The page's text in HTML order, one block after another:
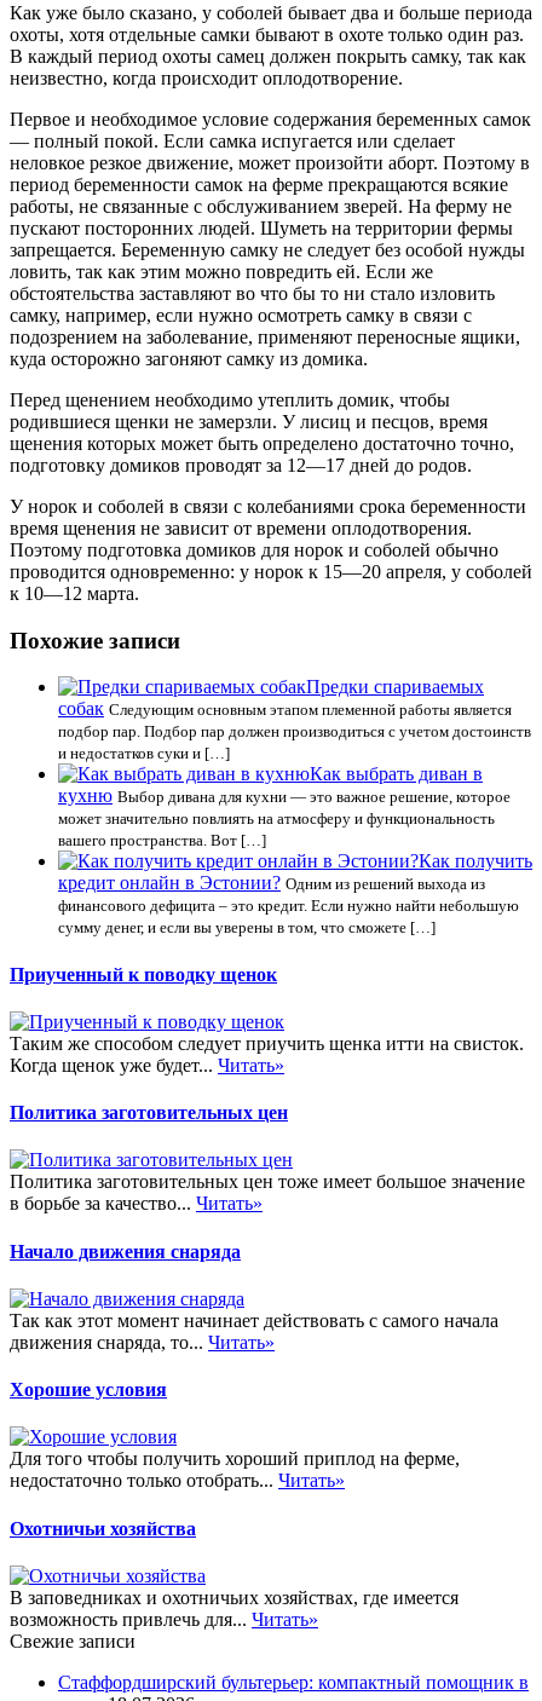
Как уже было сказано, у соболей бывает два и больше периода
охоты, хотя отдельные самки бывают в охоте только один раз.
В каждый период охоты самец должен покрыть самку, так как
неизвестно, когда происходит оплодотворение.
Первое и необходимое условие содержания беременных самок
— полный покой. Если самка испугается или сделает
неловкое резкое движение, может произойти аборт. Поэтому в
период беременности самок на ферме прекращаются всякие
работы, не связанные с обслуживанием зверей. На ферму не
пускают посторонних людей. Шуметь на территории фермы
запрещается. Беременную самку не следует без особой нужды
ловить, так как этим можно повредить ей. Если же
обстоятельства заставляют во что бы то ни стало изловить
самку, например, если нужно осмотреть самку в связи с
подозрением на заболевание, применяют переносные ящики,
куда осторожно загоняют самку из домика.
Перед щенением необходимо утеплить домик, чтобы
родившиеся щенки не замерзли. У лисиц и песцов, время
щенения которых может быть определено достаточно точно,
подготовку домиков проводят за 12—17 дней до родов.
У норок и соболей в связи с колебаниями срока беременности
время щенения не зависит от времени оплодотворения.
Поэтому подготовка домиков для норок и соболей обычно
проводится одновременно: у норок к 15—20 апреля, у соболей
к 10—12 марта.
Похожие записи
Предки спариваемых
собак Следующим основным этапом племенной работы является
подбор пар. Подбор пар должен производиться с учетом достоинств
и недостатков суки и […]
Как выбрать диван в
кухню Выбор дивана для кухни — это важное решение, которое
может значительно повлиять на атмосферу и функциональность
вашего пространства. Вот […]
Как получить
кредит онлайн в Эстонии? Одним из решений выхода из
финансового дефицита – это кредит. Если нужно найти небольшую
сумму денег, и если вы уверены в том, что сможете […]
Приученный к поводку щенок
Таким же способом следует приучить щенка итти на свисток.
Когда щенок уже будет... Читать»
Политика заготовительных цен
Политика заготовительных цен тоже имеет большое значение
в борьбе за качество... Читать»
Начало движения снаряда
Так как этот момент начинает действовать с самого начала
движения снаряда, то... Читать»
Хорошие условия
Для того чтобы получить хороший приплод на ферме,
недостаточно только отобрать... Читать»
Охотничьи хозяйства
В заповедниках и охотничьих хозяйствах, где имеется
возможность привлечь для... Читать»
Свежие записи
Стаффордширский бультерьер: компактный помощник в